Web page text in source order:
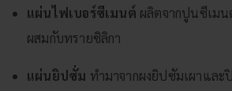
แผ่นไฟเบอร์ซีเมนต์ ผลิตจากปูนซีเม
ผสมกับทรายซิลิกา
แผ่นยิปซั่ม ทำมาจากผงยิปซัมเผาแล